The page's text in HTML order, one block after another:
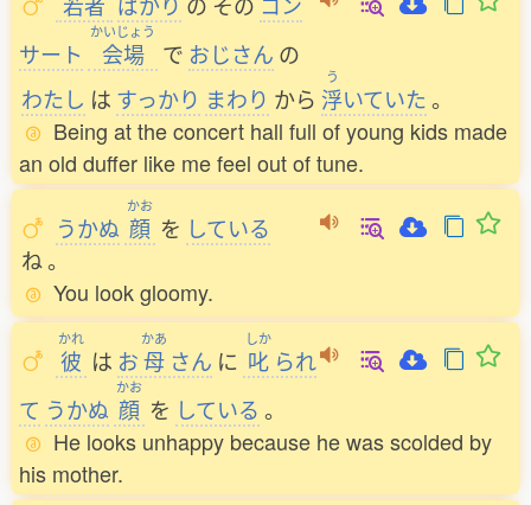
サート
かいじょう
会場 で おじさん の
わたし は すっかり まわり から
う
浮いていた 。
Being at the concert hall full of young kids made
an old duffer like me feel out of tune.
うかぬ
かお
顔 を している
ね。
You look gloomy.
かれ
彼 は お
かあ
母 さん に
しか
叱 られ
て うかぬ
かお
顔 を している 。
He looks unhappy because he was scolded by
his mother.